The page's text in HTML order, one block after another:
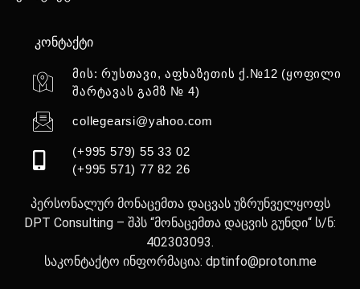
კონტაქტი
მის: რუსთავი, აფხაზეთის ქ.№12 (ყოფილი
შარტავას გამზ № 4)
collegearsi@yahoo.com
(+995 579) 55 33 02
(+995 571) 77 82 26
პერსონალურ მონაცემთა დაცვას უზრუნველყოფს
DPT Consulting – შპს “მონაცემთა დაცვის გუნდი“ ს/ნ:
402303093.
საკონტაქტო ინფორმაცია: dptinfo@proton.me